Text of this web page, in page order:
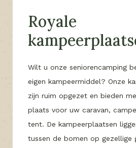
Royale
Wilt u onze seniorencamping
eigen kampeermiddel? Onze
zijn ruim opgezet en bieden
plaats voor uw caravan,
tent. De kampeerplaatsen
tussen de bomen op gezellige